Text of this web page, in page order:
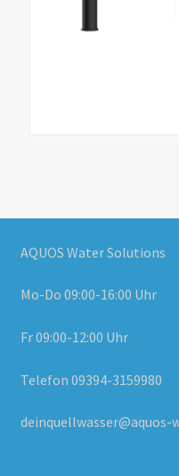
AQUOS Water Solutions
Mo-Do 09:00-16:00 Uhr
Fr 09:00-12:00 Uhr
Telefon 09394-3159980
deinquellwasser@aquos-